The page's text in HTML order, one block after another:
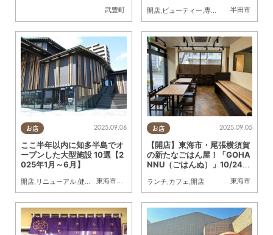
武豊町 半田市
開店, ビューティー,専門店 まちネタ
お店
東海市
, 大府市 知多市,半田市 ,常滑市
2025.09.06
ここ半年以内に知多半島でオ
ープンした大型施設 10選【2
025年1月～6月】
開店, リニューアル,健康 専門店,映画 まちネタ,まとめ記事,親子
お店
東海市
2025.09.05
【開店】東海市・尾張横須賀
の新たなごはん屋！「GOHA
NNU（ごはんぬ）」10/24
(金)オープン
ランチ,カフェ,開店